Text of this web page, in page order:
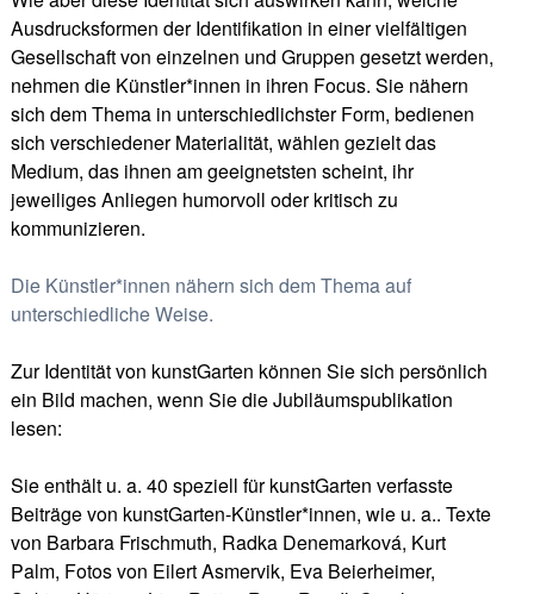
Ausdrucksformen der Identifikation in einer vielfältigen
Gesellschaft von einzelnen und Gruppen gesetzt werden,
nehmen die Künstler*innen in ihren Focus. Sie nähern
sich dem Thema in unterschiedlichster Form, bedienen
sich verschiedener Materialität, wählen gezielt das
Medium, das ihnen am geeignetsten scheint, ihr
jeweiliges Anliegen humorvoll oder kritisch zu
kommunizieren.
Die Künstler*innen nähern sich dem Thema auf
unterschiedliche Weise.
Zur Identität von kunstGarten können Sie sich persönlich
ein Bild machen, wenn Sie die Jubiläumspublikation
lesen:
Sie enthält u. a. 40 speziell für kunstGarten verfasste
Beiträge von kunstGarten-Künstler*innen, wie u. a.. Texte
von Barbara Frischmuth, Radka Denemarková, Kurt
Palm, Fotos von Eilert Asmervik, Eva Beierheimer,